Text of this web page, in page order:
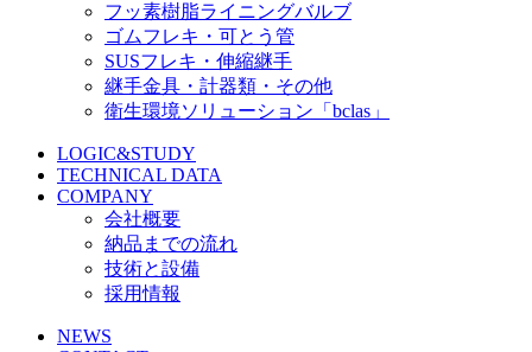
フッ素樹脂ライニングバルブ
ゴムフレキ・可とう管
SUSフレキ・伸縮継手
継手金具・計器類・その他
衛生環境ソリューション「bclas」
LOGIC&STUDY
TECHNICAL DATA
COMPANY
会社概要
納品までの流れ
技術と設備
採用情報
NEWS